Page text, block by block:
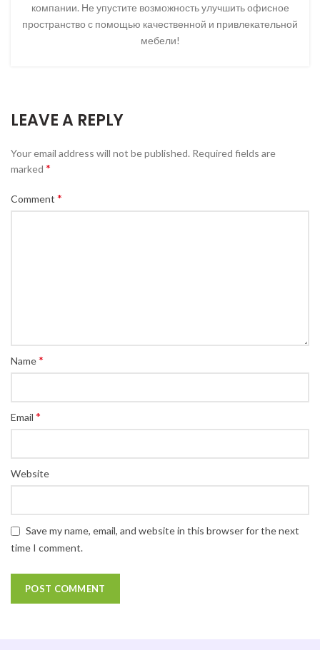
компании. Не упустите возможность улучшить офисное
пространство с помощью качественной и привлекательной
мебели!
LEAVE A REPLY
Your email address will not be published. Required fields are
marked *
Comment *
Name*
Email *
Website
Save my name, email, and website in this browser for the next
time I comment.